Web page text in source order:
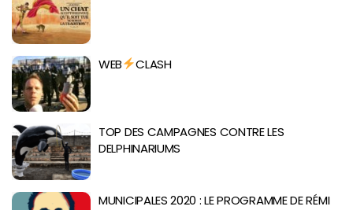
WEB CLASH
TOP DES CAMPAGNES CONTRE LES
DELPHINARIUMS
MUNICIPALES 2020 : LE PROGRAMME DE RÉMI